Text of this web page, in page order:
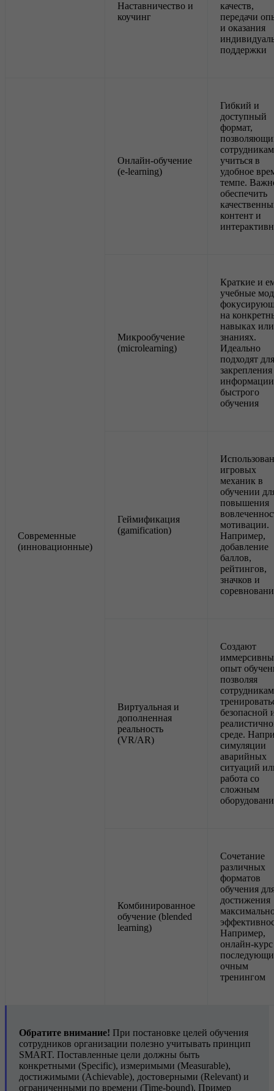
Наставничество и
коучинг
качеств,
передачи
и оказания
поддержки
Современные
(инновационные)
Онлайн-обучение
(e-learning)
Гибкий и
доступный
формат,
сотрудникам
учиться в
удобное
темпе.
обеспечить
контент и
Микрообучение
(microlearning)
Краткие и
учебные
на
навыках или
знаниях.
Идеально
подходят для
закрепления
быстрого
обучения
Геймификация
(gamification)
игровых
механик в
обучении
повышения
мотивации.
Например,
добавление
баллов,
рейтингов,
значков и
Виртуальная и
дополненная
реальность
(VR/AR)
Создают
опыт
позволяя
сотрудникам
безопасной
среде.
симуляции
аварийных
ситуаций
работа со
сложным
Комбинированное
обучение (blended
learning)
Сочетание
различных
форматов
обучения
достижения
Например,
онлайн-курс
очным
тренингом
Обратите внимание! При постановке целей обучения
сотрудников организации полезно учитывать принцип
SMART. Поставленные цели должны быть
конкретными (Specific), измеримыми (Measurable),
достижимыми (Achievable), достоверными (Relevant) и
ограниченными по времени (Time-bound). Пример